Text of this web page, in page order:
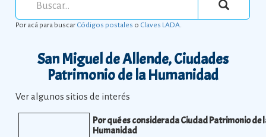
Por acá para buscarCódigos postales o Claves LADA.
San Miguel de Allende, Ciudades
Patrimonio de la Humanidad
Ver algunos sitios de interés
Por qué es considerada Ciudad Patrimonio de
Humanidad